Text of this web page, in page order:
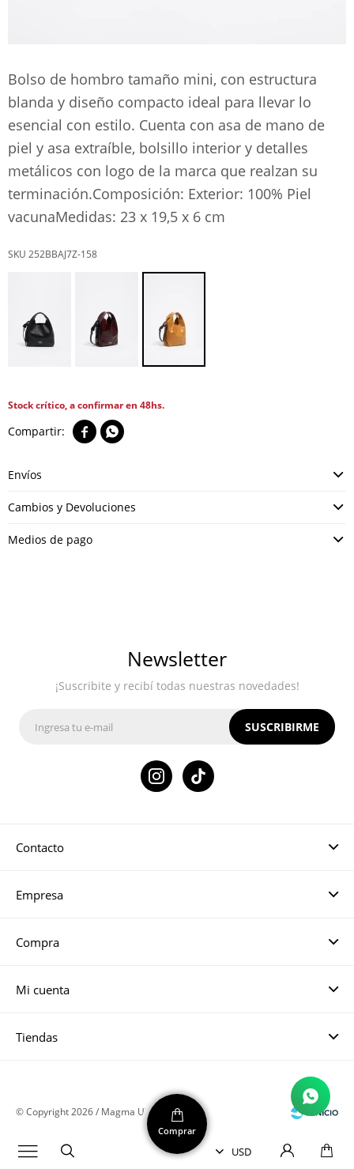

Bolso de hombro tamaño mini, con estructura
blanda y diseño compacto ideal para llevar lo
esencial con estilo. Cuenta con asa de mano de
piel y asa extraíble, bolsillo interior y detalles
metálicos con logo de la marca que realzan su
terminación.Composición: Exterior: 100% Piel
vacunaMedidas: 23 x 19,5 x 6 cm
252BBAJ7Z-158
Stock crítico, a confirmar en 48hs.
 
Envíos
Cambios y Devoluciones
Medios de pago
Contacto
Empresa
Compra
Mi cuenta
Tiendas
Newsletter
¡Suscribite y recibí todas nuestras novedades!
SUSCRIBIRME

© Copyright 2026 / Magma UY